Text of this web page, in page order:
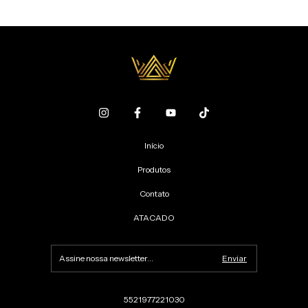
Início
Produtos
Contato
ATACADO
5521977221030